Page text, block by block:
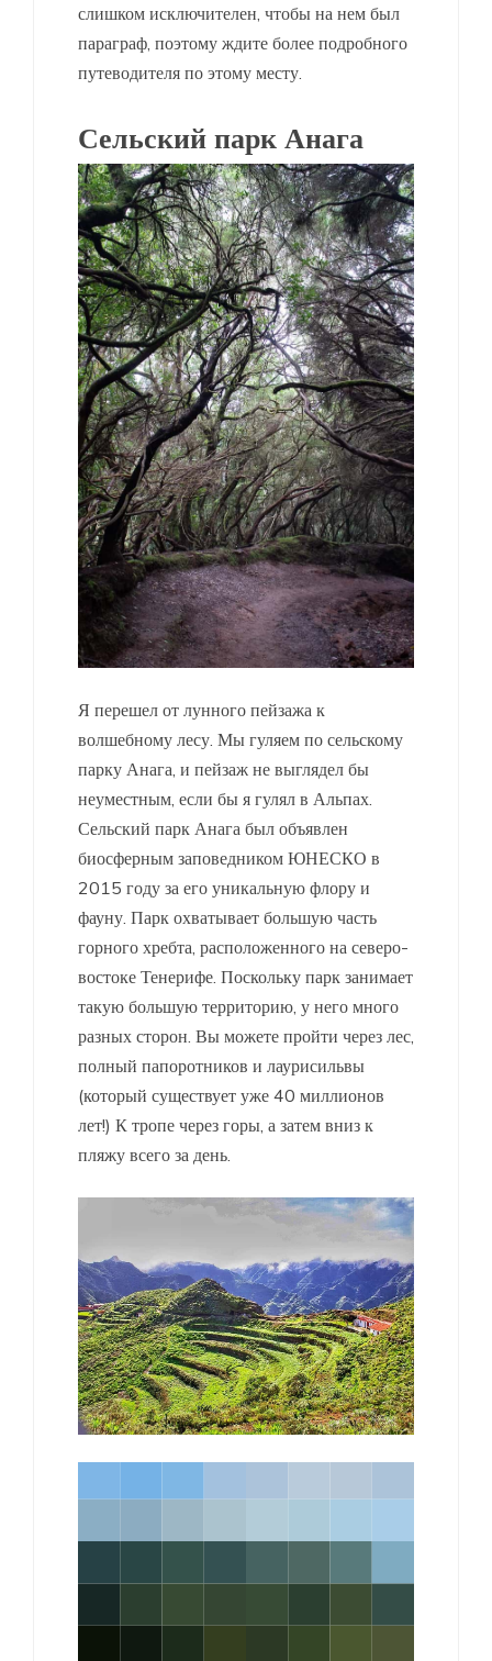
слишком исключителен, чтобы на нем был
параграф, поэтому ждите более подробного
путеводителя по этому месту.
Сельский парк Анага
Я перешел от лунного пейзажа к
волшебному лесу. Мы гуляем по сельскому
парку Анага, и пейзаж не выглядел бы
неуместным, если бы я гулял в Альпах.
Сельский парк Анага был объявлен
биосферным заповедником ЮНЕСКО в
2015 году за его уникальную флору и
фауну. Парк охватывает большую часть
горного хребта, расположенного на северо-
востоке Тенерифе. Поскольку парк занимает
такую ​​большую территорию, у него много
разных сторон. Вы можете пройти через лес,
полный папоротников и лаурисильвы
(который существует уже 40 миллионов
лет!) К тропе через горы, а затем вниз к
пляжу всего за день.